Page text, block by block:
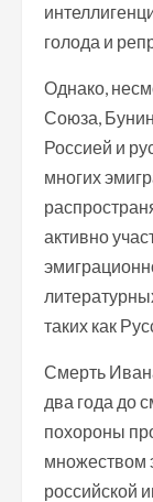
голода и
Однако,
Союза,
Россией и
многих
активно
таких как
Смерть
два года до
похороны
множеством
российской